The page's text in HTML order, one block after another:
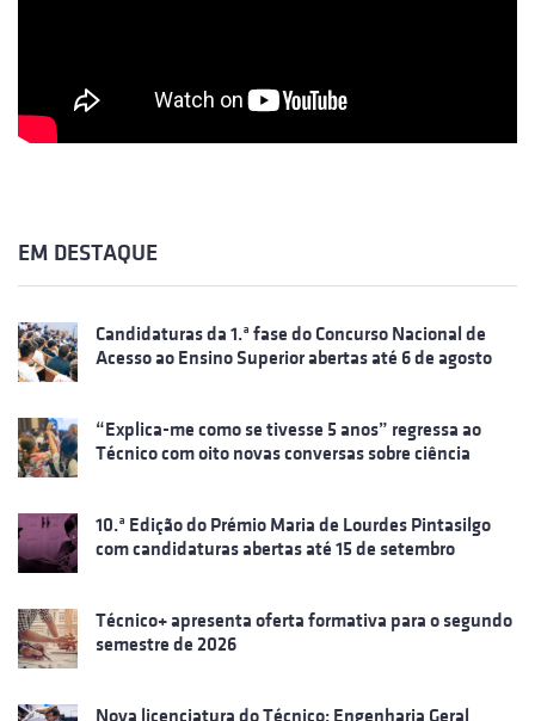
EM DESTAQUE
Candidaturas da 1.ª fase do Concurso Nacional de
Acesso ao Ensino Superior abertas até 6 de agosto
“Explica-me como se tivesse 5 anos” regressa ao
Técnico com oito novas conversas sobre ciência
10.ª Edição do Prémio Maria de Lourdes Pintasilgo
com candidaturas abertas até 15 de setembro
Técnico+ apresenta oferta formativa para o segundo
semestre de 2026
Nova licenciatura do Técnico: Engenharia Geral